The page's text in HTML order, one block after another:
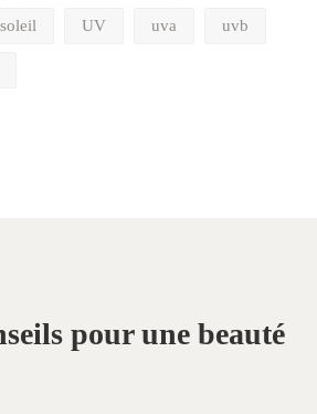
soleil UV uva uvb
pour une beauté